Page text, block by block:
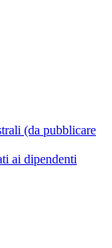
(da pubblicare
ai dipendenti